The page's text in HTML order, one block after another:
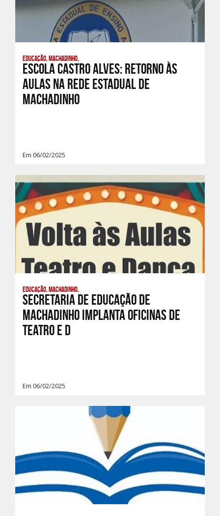
Educação, Machadinho,
Escola Castro Alves: Retorno às
aulas na Rede Estadual de
Machadinho
Em 06/02/2025
Educação, Machadinho,
Secretaria de Educação de
Machadinho implanta Oficinas de
Teatro e D
Em 06/02/2025